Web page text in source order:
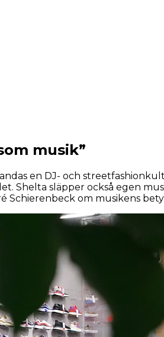
musik”
en DJ- och
Shelta släpper också egen
Schierenbeck om musikens